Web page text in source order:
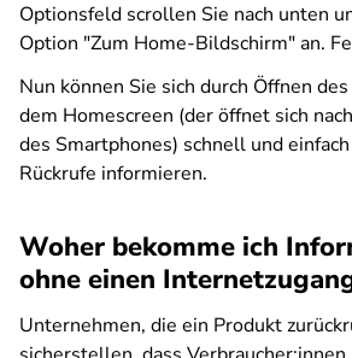
Optionsfeld scrollen Sie nach unten
Option "Zum Home-Bildschirm" an.
Nun können Sie sich durch Öffnen
dem Homescreen (der öffnet sich
des Smartphones) schnell und
Rückrufe informieren.
Woher bekomme ich
ohne einen
Unternehmen, die ein Produkt